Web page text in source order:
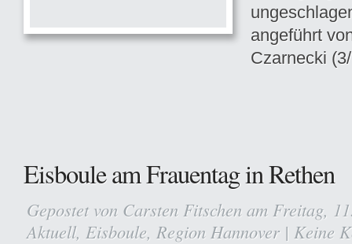
angeführt
Czarnecki
Eisboule am Frauentag in Rethen
Gepostet von Carsten Fitschen am Freitag,
Aktuell, Eisboule, Region Hannover | Keine